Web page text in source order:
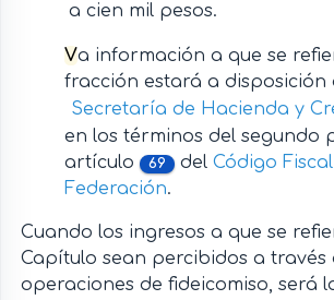
a cien mil pesos.
Va información a que se
fracción estará a disposición
Secretaría de Hacienda y
en los términos del segundo
artículo
69 del Código
Federación.
Cuando los ingresos a que se
Capítulo sean percibidos a través
operaciones de fideicomiso, será